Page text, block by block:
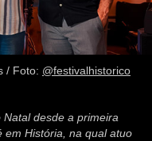
/ Foto: @festivalhistorico
Natal desde a primeira
em História, na qual atuo